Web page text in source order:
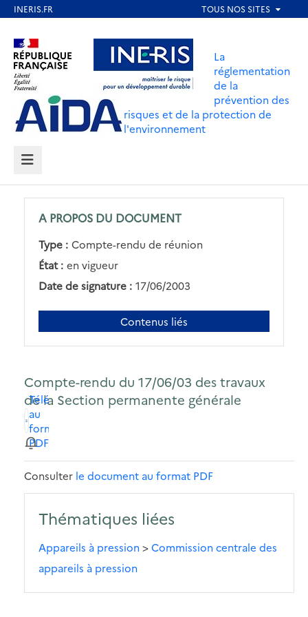
contenu
principal
Aller au contenu Aller au menu
Aller au pied de page
La
réglementation
de la
prévention des
risques et de la protection de
l'environnement
MENU
A PROPOS DU DOCUMENT
Type : Compte-rendu de réunion
État : en vigueur
Date de signature : 17/06/2003
Contenus liés
Compte-rendu du 17/06/03 des travaux
de la Section permanente générale
Télécharger
au
format
PDF
Consulter le document au format PDF
Thématiques liées
Appareils à pression >Commission centrale des
appareils à pression